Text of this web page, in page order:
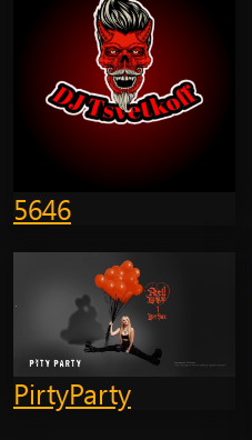
5646
PirtyParty